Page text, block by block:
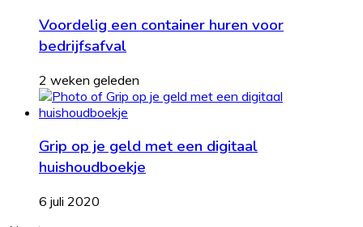
Voordelig een container huren voor
bedrijfsafval
2 weken geleden
Grip op je geld met een digitaal
huishoudboekje
6 juli 2020